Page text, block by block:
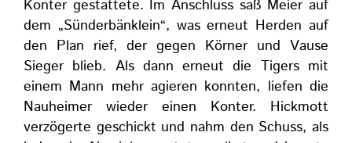
Konter gestattete. Im Anschluss saß Meier auf
dem „Sünderbänklein“, was erneut Herden auf
den Plan rief, der gegen Körner und Vause
Sieger blieb. Als dann erneut die Tigers mit
einem Mann mehr agieren konnten, liefen die
Nauheimer wieder einen Konter. Hickmott
verzögerte geschickt und nahm den Schuss, als